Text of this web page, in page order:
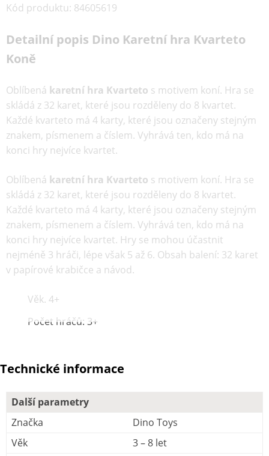
Kód produktu: 84605619
Detailní popis Dino Karetní hra Kvarteto
Koně
Oblíbená karetní hra Kvarteto s motivem koní. Hra se
skládá z 32 karet, které jsou rozděleny do 8 kvartet.
Každé kvarteto má 4 karty, které jsou označeny stejným
znakem, písmenem a číslem. Vyhrává ten, kdo má na
konci hry nejvíce kvartet.
Oblíbená karetní hra Kvarteto s motivem koní. Hra se
skládá z 32 karet, které jsou rozděleny do 8 kvartet.
Každé kvarteto má 4 karty, které jsou označeny stejným
znakem, písmenem a číslem. Vyhrává ten, kdo má na
konci hry nejvíce kvartet. Hry se mohou účastnit
nejméně 3 hráči, lépe však 5 až 6. Obsah balení: 32 karet
v papírové krabičce a návod.
Věk. 4+
Počet hráčů: 3+
Technické informace
Další parametry
Značka
Dino Toys
Věk
3 – 8 let